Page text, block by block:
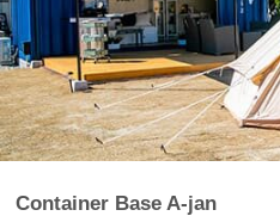
Container Base A-jan